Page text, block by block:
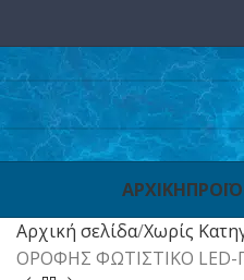
ΑΡΧΙΚΗ
Αρχική σελίδα Χωρίς
ΟΡΟΦΗΣ ΦΩΤΙΣΤΙΚΟ